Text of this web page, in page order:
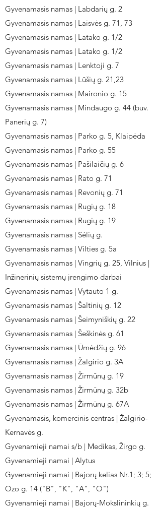
Gyvenamasis namas | Labdarių g. 2
Gyvenamasis namas | Laisvės g. 71, 73
Gyvenamasis namas | Latako g. 1/2
Gyvenamasis namas | Latako g. 1/2
Gyvenamasis namas | Lenktoji g. 7
Gyvenamasis namas | Lūšių g. 21,23
Gyvenamasis namas | Maironio g. 15
Gyvenamasis namas | Mindaugo g. 44 (buv.
Panerių g. 7)
Gyvenamasis namas | Parko g. 5, Klaipėda
Gyvenamasis namas | Parko g. 55
Gyvenamasis namas | Pašilaičių g. 6
Gyvenamasis namas | Rato g. 71
Gyvenamasis namas | Revonių g. 71
Gyvenamasis namas | Rugių g. 18
Gyvenamasis namas | Rugių g. 19
Gyvenamasis namas | Sėlių g.
Gyvenamasis namas | Vilties g. 5a
Gyvenamasis namas | Vingrių g. 25, Vilnius |
Inžinerinių sistemų įrengimo darbai
Gyvenamasis namas | Vytauto 1 g.
Gyvenamasis namas | Šaltinių g. 12
Gyvenamasis namas | Šeimyniškių g. 22
Gyvenamasis namas | Šeškinės g. 61
Gyvenamasis namas | Ūmėdžių g. 96
Gyvenamasis namas | Žalgirio g. 3A
Gyvenamasis namas | Žirmūnų g. 19
Gyvenamasis namas | Žirmūnų g. 32b
Gyvenamasis namas | Žirmūnų g. 67A
Gyvenamasis, komercinis centras | Žalgirio-
Kernavės g.
Gyvenamieji namai s/b | Medikas, Žirgo g.
Gyvenamieji namai | Alytus
Gyvenamieji namai | Bajorų kelias Nr.1; 3; 5;
Ozo g. 14 ("B", "K", "A", "O")
Gyvenamieji namai | Bajorų-Mokslininkių g.